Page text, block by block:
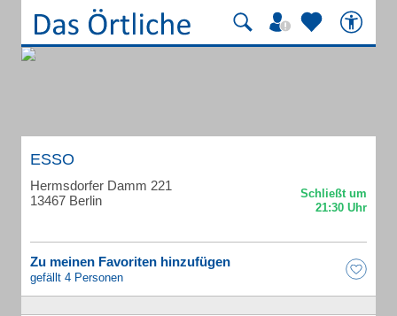
ESSO
Hermsdorfer Damm 221
13467 Berlin
Zu meinen Favoriten hinzufügen
gefällt 4 Personen